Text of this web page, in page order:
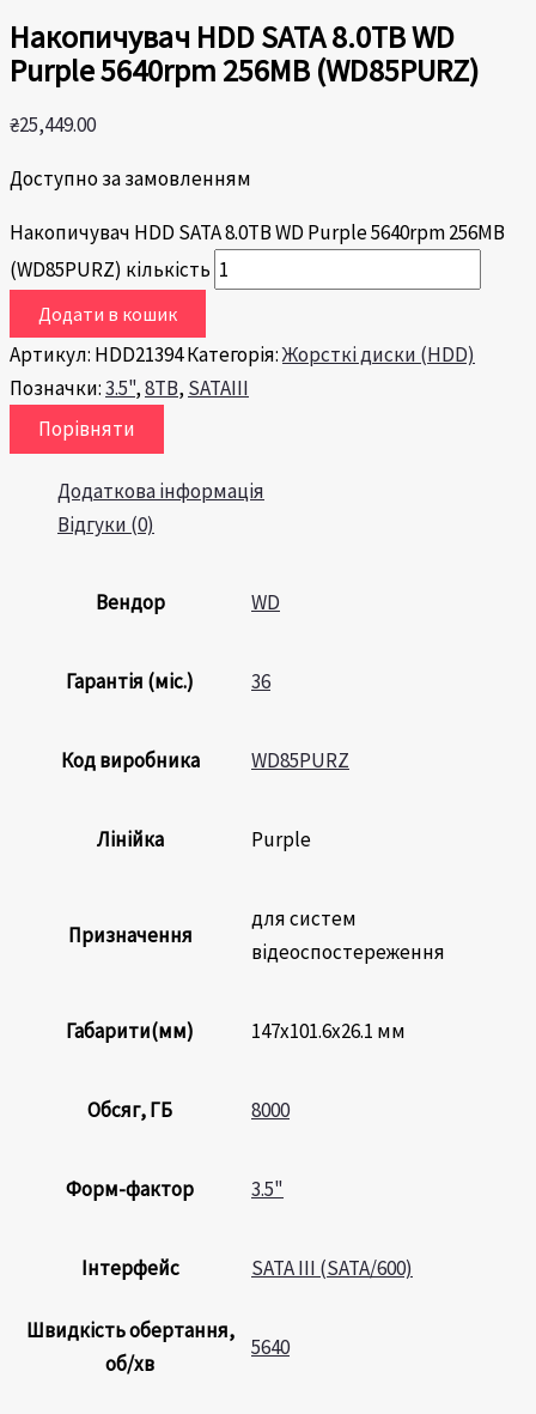
Накопичувач HDD SATA 8.0TB WD
Purple 5640rpm 256MB (WD85PURZ)
₴25,449.00
Доступно за замовленням
Накопичувач HDD SATA 8.0TB WD Purple 5640rpm 256MB
(WD85PURZ) кількість
Додати в кошик
Артикул: HDD21394Категорія:Жорсткі диски (HDD)
Позначки:3.5",8TB, SATAIII
Порівняти
Додаткова інформація
Відгуки (0)
Вендор WD
Гарантія (міс.) 36
Код виробника WD85PURZ
Лінійка Purple
Призначення
для систем
відеоспостереження
Габарити(мм) 147х101.6х26.1 мм
Обсяг, ГБ 8000
Форм-фактор 3.5"
Інтерфейс SATA III (SATA/600)
Швидкість обертання,
об/хв
5640